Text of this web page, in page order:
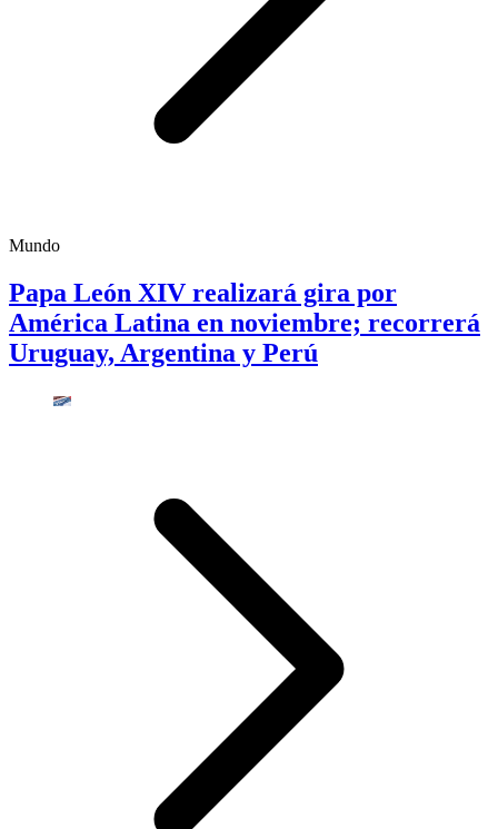
Mundo
Papa León XIV realizará gira por
América Latina en noviembre; recorrerá
Uruguay, Argentina y Perú